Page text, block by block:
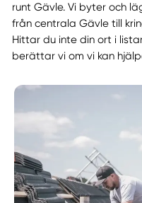
runt Gävle. Vi byter och
från centrala Gävle till
Hittar du inte din ort i
berättar vi om vi kan